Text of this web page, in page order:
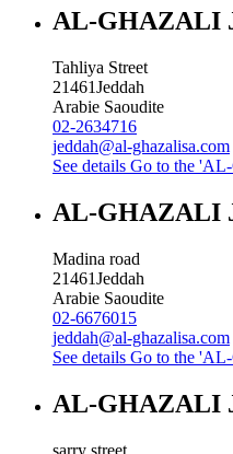
AL-GHAZALI
Tahliya Street
21461Jeddah
Arabie Saoudite
02-2634716
jeddah@al-ghazalisa.com
See details Go to the
AL-GHAZALI
Madina road
21461Jeddah
Arabie Saoudite
02-6676015
jeddah@al-ghazalisa.com
See details Go to the
AL-GHAZALI
sarry street